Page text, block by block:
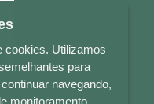
cookies. Utilizamos
para
navegando,
monitoramento.